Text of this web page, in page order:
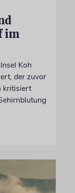
im
Koh
der zuvor
kritisiert